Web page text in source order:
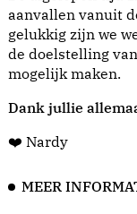
aanvallen vanuit
gelukkig zijn we
de doelstelling
mogelijk maken.
Dank jullie
❤️ Nardy
MEER